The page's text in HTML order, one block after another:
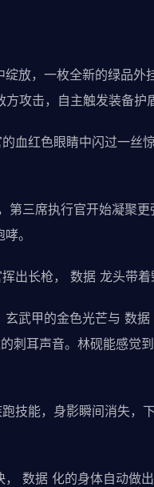
放，一枚全新的绿品外
方攻击，自主触发装备护
血红色眼睛中闪过一丝
第三席执行官开始凝聚
。
出长枪， 数据 龙头带着
武甲的金色光芒与 数
刺耳声音。林砚能感觉
技能，身影瞬间消失，
， 数据 化的身体自动